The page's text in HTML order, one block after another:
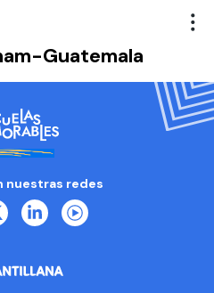
Guatemala
nuestras redes